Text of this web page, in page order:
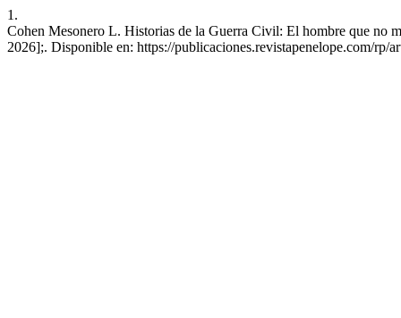
1.
Cohen Mesonero L. Historias de la Guerra Civil: El hombre que no
2026];. Disponible en: https://publicaciones.revistapenelope.com/rp/